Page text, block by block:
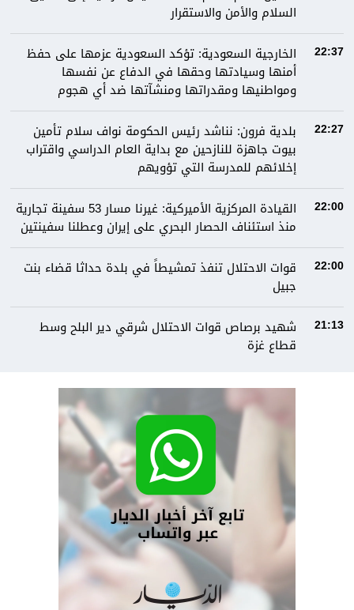
السلام والأمن والاستقرار
22:37
الخارجية السعودية: تؤكد السعودية عزمها على حفظ
أمنها وسيادتها وحقها في الدفاع عن نفسها
ومواطنيها ومقدراتها ومنشآتها ضد أي هجوم
22:27
بلدية فرون: نناشد رئيس الحكومة نواف سلام تأمين
بيوت جاهزة للنازحين مع بداية العام الدراسي واقتراب
إخلائهم للمدرسة التي تؤويهم
22:00
القيادة المركزية الأميركية: غيرنا مسار 53 سفينة تجارية
منذ استئناف الحصار البحري على إيران وعطلنا سفينتين
22:00
قوات الاحتلال تنفذ تمشيطاً في بلدة حداثا قضاء بنت
جبيل
21:13
شهيد برصاص قوات الاحتلال شرقي دير البلح وسط
قطاع غزة